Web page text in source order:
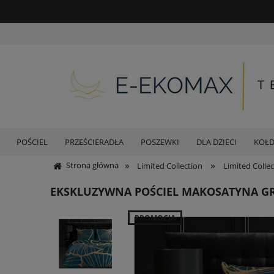
POŚCIEL PRZEŚCIERADŁA POSZEWKI DLA DZIECI
Strona główna » Limited Collection » Limited
EKSKLUZYWNA POŚCIEL MAKOSATYNA
PROMOCJA